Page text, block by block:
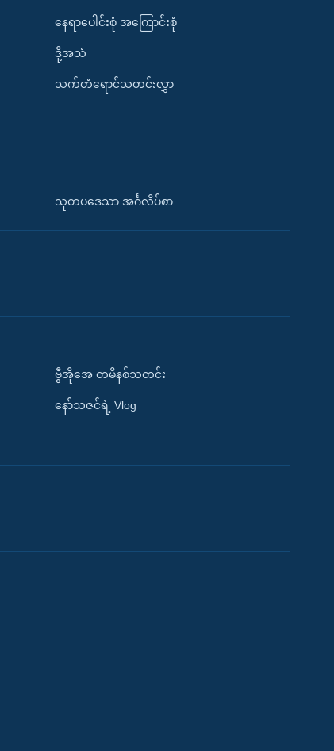
နေရာပေါင်းစုံ အကြောင်းစုံ
ဒို့အသံ
သက်တံရောင်သတင်းလွှာ
သုတပဒေသာ အင်္ဂလိပ်စာ
ဗွီအိုအေ တမိနစ်သတင်း
နော်သဇင်ရဲ့ Vlog